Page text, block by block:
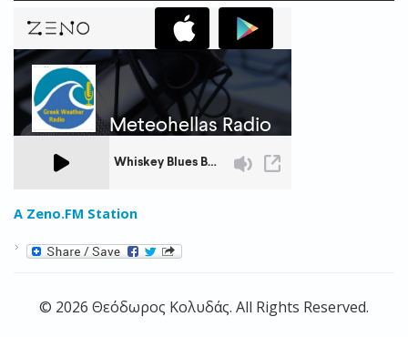
A Zeno.FM Station
© 2026 Θεόδωρος Κολυδάς. All Rights Reserved.